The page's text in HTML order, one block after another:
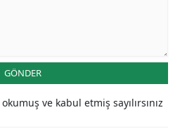
GÖNDER
okumuş ve kabul etmiş sayılırsınız